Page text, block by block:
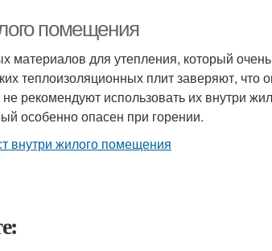
помещения
для утепления, который
теплоизоляционных плит заверяют, что
рекомендуют использовать их внутри
особенно опасен при горении.